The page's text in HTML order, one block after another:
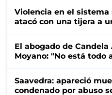
Violencia en el
atacó con una tijera a
El abogado de
Moyano: "No está todo
Saavedra: apareció
condenado por abuso